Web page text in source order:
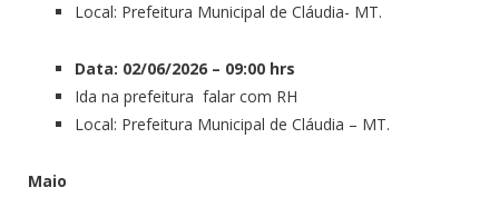
Local: Prefeitura Municipal de Cláudia- MT.
Data: 02/06/2026 – 09:00 hrs
Ida na prefeitura falar com RH
Local: Prefeitura Municipal de Cláudia – MT.
Maio